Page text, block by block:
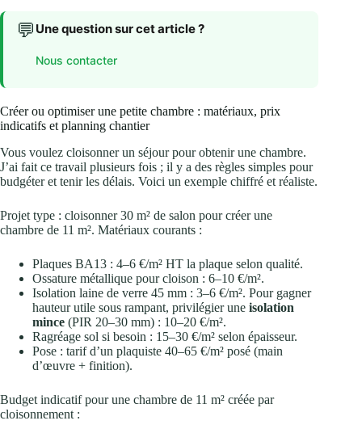
💬 Une question sur cet article ?
Nous contacter
Créer ou optimiser une petite chambre : matériaux, prix
indicatifs et planning chantier
Vous voulez cloisonner un séjour pour obtenir une chambre.
J’ai fait ce travail plusieurs fois ; il y a des règles simples pour
budgéter et tenir les délais. Voici un exemple chiffré et réaliste.
Projet type : cloisonner 30 m² de salon pour créer une
chambre de 11 m². Matériaux courants :
Plaques BA13 : 4–6 €/m² HT la plaque selon qualité.
Ossature métallique pour cloison : 6–10 €/m².
Isolation laine de verre 45 mm : 3–6 €/m². Pour gagner
hauteur utile sous rampant, privilégier une isolation
mince (PIR 20–30 mm) : 10–20 €/m².
Ragréage sol si besoin : 15–30 €/m² selon épaisseur.
Pose : tarif d’un plaquiste 40–65 €/m² posé (main
d’œuvre + finition).
Budget indicatif pour une chambre de 11 m² créée par
cloisonnement :